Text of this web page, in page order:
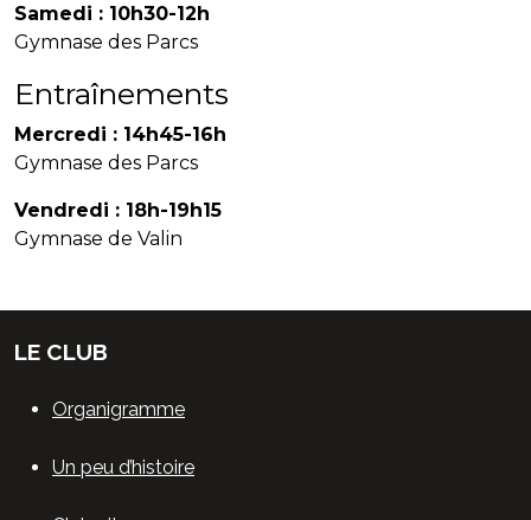
Samedi : 10h30-12h
Gymnase des Parcs
Entraînements
Mercredi : 14h45-16h
Gymnase des Parcs
Vendredi : 18h-19h15
Gymnase de Valin
LE CLUB
Organigramme
Un peu d’histoire